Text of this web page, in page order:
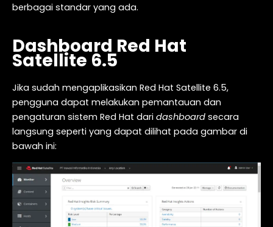
berbagai standar yang ada.
Dashboard Red Hat
Satellite 6.5
Jika sudah mengaplikasikan Red Hat Satellite 6.5,
pengguna dapat melakukan pemantauan dan
pengaturan sistem Red Hat dari dashboard secara
langsung seperti yang dapat dilihat pada gambar di
bawah ini: